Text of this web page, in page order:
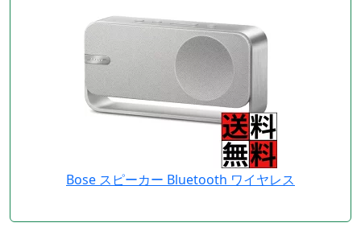
Bose スピーカー Bluetooth ワイヤレス